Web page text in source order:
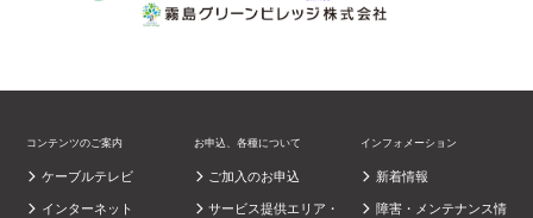
コンテンツのご案内
ケーブルテレビ
インターネット
お申込、各種について
ご加入のお申込
サービス提供エリア・
インフォメーション
新着情報
障害・メンテナンス情